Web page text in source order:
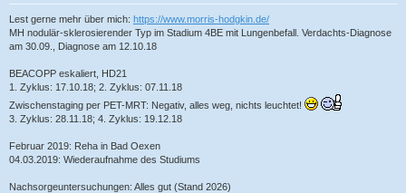
Lest gerne mehr über mich: https://www.morris-hodgkin.de/
MH nodulär-sklerosierender Typ im Stadium 4BE mit Lungenbefall. Verdachts-Diagnose
am 30.09., Diagnose am 12.10.18
BEACOPP eskaliert, HD21
1. Zyklus: 17.10.18; 2. Zyklus: 07.11.18
Zwischenstaging per PET-MRT: Negativ, alles weg, nichts leuchtet!
3. Zyklus: 28.11.18; 4. Zyklus: 19.12.18
Februar 2019: Reha in Bad Oexen
04.03.2019: Wiederaufnahme des Studiums
Nachsorgeuntersuchungen: Alles gut (Stand 2026)